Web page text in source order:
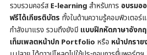
รวบรวมคอร์ส E-learning สำหรับการ อบรมอ
ฟรีได้เกียรติบัตร ทั้งในด้านความรู้คอมพิวเตอร์แ
กำลังมาแรง รวมถึงยังมี แบบฝึกหัดภาษาอังก
เท็มเพลตหน้าปก Portfolio หรือ หน้าปกราย